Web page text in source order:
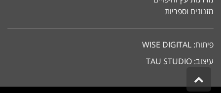
מזנונים וספריות
פיתוח: WISE DIGITAL
עיצוב: TAU STUDIO
לראש